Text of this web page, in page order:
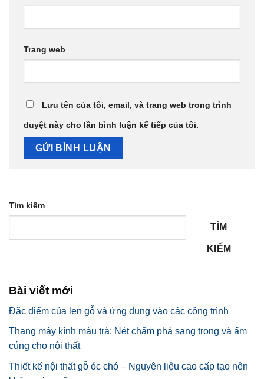
Trang web
Lưu tên của tôi, email, và trang web trong trình
duyệt này cho lần bình luận kế tiếp của tôi.
Tìm kiếm
TÌM
KIẾM
Bài viết mới
Đặc điểm của len gỗ và ứng dụng vào các công trình
Thang máy kính màu trà: Nét chấm phá sang trọng và ấm
cúng cho nội thất
Thiết kế nội thất gỗ óc chó – Nguyên liệu cao cấp tạo nên